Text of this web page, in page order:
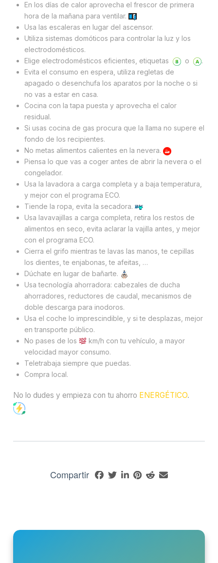
En los días de calor aprovecha el frescor de primera
hora de la mañana para ventilar.
Usa las escaleras en lugar del ascensor.
Utiliza sistemas domóticos para controlar la luz y los
electrodomésticos.
Elige electrodomésticos eficientes, etiquetas
o
.
Evita el consumo en espera, utiliza regletas de
apagado o desenchufa los aparatos por la noche o si
no vas a estar en casa.
Cocina con la tapa puesta y aprovecha el calor
residual.
Si usas cocina de gas procura que la llama no supere el
fondo de los recipientes.
No metas alimentos calientes en la nevera.
Piensa lo que vas a coger antes de abrir la nevera o el
congelador.
Usa la lavadora a carga completa y a baja temperatura,
y mejor con el programa ECO.
Tiende la ropa, evita la secadora.
Usa lavavajillas a carga completa, retira los restos de
alimentos en seco, evita aclarar la vajilla antes, y mejor
con el programa ECO.
Cierra el grifo mientras te lavas las manos, te cepillas
los dientes, te enjabonas, te afeitas, …
Dúchate en lugar de bañarte.
Usa tecnología ahorradora: cabezales de ducha
ahorradores, reductores de caudal, mecanismos de
doble descarga para inodoros.
Usa el coche lo imprescindible, y si te desplazas, mejor
en transporte público.
No pases de los
km/h con tu vehículo, a mayor
velocidad mayor consumo.
Teletrabaja siempre que puedas.
Compra local.
No lo dudes y empieza con tu ahorro ENERGÉTICO.
Compartir